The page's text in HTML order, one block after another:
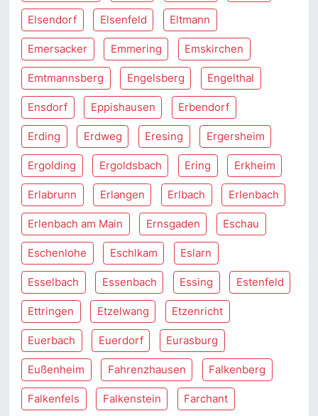
Elsendorf Elsenfeld Eltmann
Emersacker Emmering Emskirchen
Emtmannsberg Engelsberg Engelthal
Ensdorf Eppishausen Erbendorf
Erding Erdweg Eresing Ergersheim
Ergolding Ergoldsbach Ering Erkheim
Erlabrunn Erlangen Erlbach Erlenbach
Erlenbach am Main Ernsgaden Eschau
Eschenlohe Eschlkam Eslarn
Esselbach Essenbach Essing Estenfeld
Ettringen Etzelwang Etzenricht
Euerbach Euerdorf Eurasburg
Eußenheim Fahrenzhausen Falkenberg
Falkenfels Falkenstein Farchant